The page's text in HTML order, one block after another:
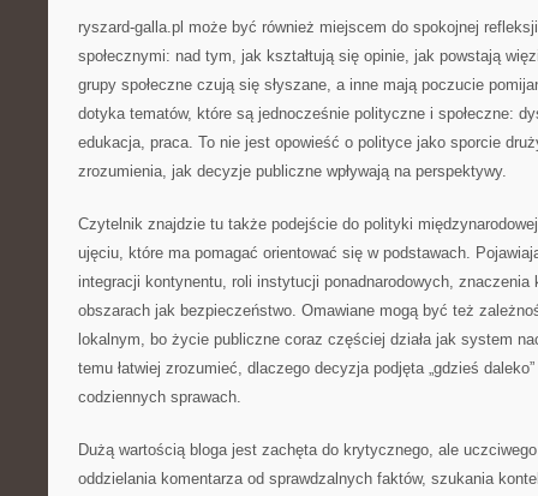
ryszard-galla.pl może być również miejscem do spokojnej
społecznymi: nad tym, jak kształtują się opinie, jak powstają
grupy społeczne czują się słyszane, a inne mają poczucie
dotyka tematów, które są jednocześnie polityczne i społeczne:
edukacja, praca. To nie jest opowieść o polityce jako sporcie
zrozumienia, jak decyzje publiczne wpływają na perspektywy.
Czytelnik znajdzie tu także podejście do polityki
ujęciu, które ma pomagać orientować się w podstawach.
integracji kontynentu, roli instytucji ponadnarodowych, znaczenia
obszarach jak bezpieczeństwo. Omawiane mogą być też
lokalnym, bo życie publiczne coraz częściej działa jak system
temu łatwiej zrozumieć, dlaczego decyzja podjęta „gdzieś
codziennych sprawach.
Dużą wartością bloga jest zachęta do krytycznego, ale
oddzielania komentarza od sprawdzalnych faktów, szukania